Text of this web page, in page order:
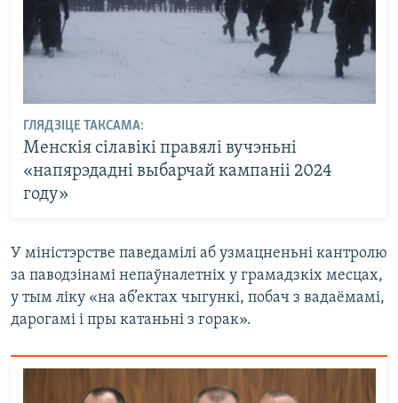
ГЛЯДЗІЦЕ ТАКСАМА:
Менскія сілавікі правялі вучэньні
«напярэдадні выбарчай кампаніі 2024
году»
У міністэрстве паведамілі аб узмацненьні кантролю
за паводзінамі непаўналетніх у грамадзкіх месцах,
у тым ліку «на аб’ектах чыгункі, побач з вадаёмамі,
дарогамі і пры катаньні з горак».